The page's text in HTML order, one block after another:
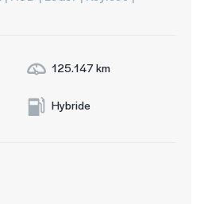
125.147 km
Hybride